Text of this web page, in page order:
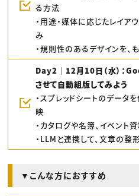
る方法
・用途・媒体に応じたレイア
み
・規則性のあるデザインを、
Day2｜12月10日（水）
させて自動組版してみよう
・スプレッドシートのデータ
映
・カタログや名簿、イベン
・LLMと連携して、文章の
▼こんな方におすすめ